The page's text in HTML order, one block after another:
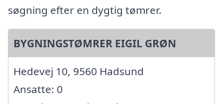
søgning efter en dygtig tømrer.
BYGNINGSTØMRER EIGIL GRØN
Hedevej 10, 9560 Hadsund
Ansatte: 0